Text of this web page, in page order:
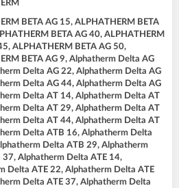
BETA AG 15, ALPHATHERM BETA
BETA AG 40, ALPHATHERM
ALPHATHERM BETA AG 50,
BETA AG 9, Alphatherm Delta AG
Delta AG 22, Alphatherm Delta AG
Delta AG 44, Alphatherm Delta AG
Delta AT 14, Alphatherm Delta AT
Delta AT 29, Alphatherm Delta AT
Delta AT 44, Alphatherm Delta AT
Delta ATB 16, Alphatherm Delta
Delta ATB 29, Alphatherm
37, Alphatherm Delta ATE 14,
Delta ATE 22, Alphatherm Delta ATE
Delta ATE 37, Alphatherm Delta